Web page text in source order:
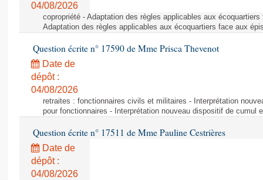
04/08/2026
copropriété - Adaptation des règles applicables aux
Adaptation des règles applicables aux écoquartiers face aux
Question écrite n° 17590 de Mme Prisca Thevenot
Date de
dépôt :
04/08/2026
retraites : fonctionnaires civils et militaires - Interprétation
pour fonctionnaires - Interprétation nouveau dispositif de cumul
Question écrite n° 17511 de Mme Pauline Cestrières
Date de
dépôt :
04/08/2026